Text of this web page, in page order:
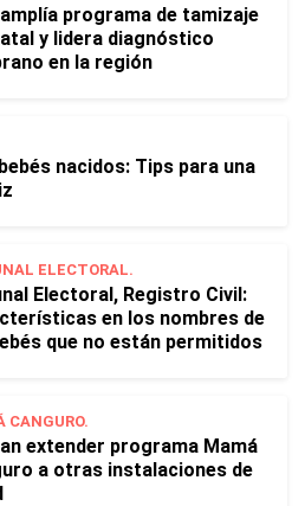
programa de tamizaje
y lidera diagnóstico
en la región
nacidos: Tips para una
ELECTORAL.
Electoral, Registro Civil:
en los nombres de
que no están permitidos
CANGURO.
extender programa Mamá
a otras instalaciones de